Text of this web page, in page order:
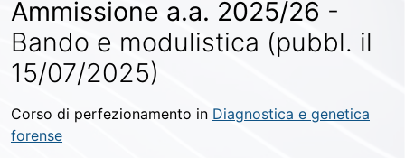
Ammissione a.a. 2025/26 -
Bando e modulistica (pubbl. il
15/07/2025)
Corso di perfezionamento in Diagnostica e genetica
forense